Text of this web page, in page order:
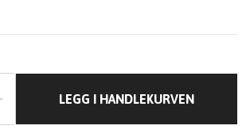
LEGG I HANDLEKURVEN